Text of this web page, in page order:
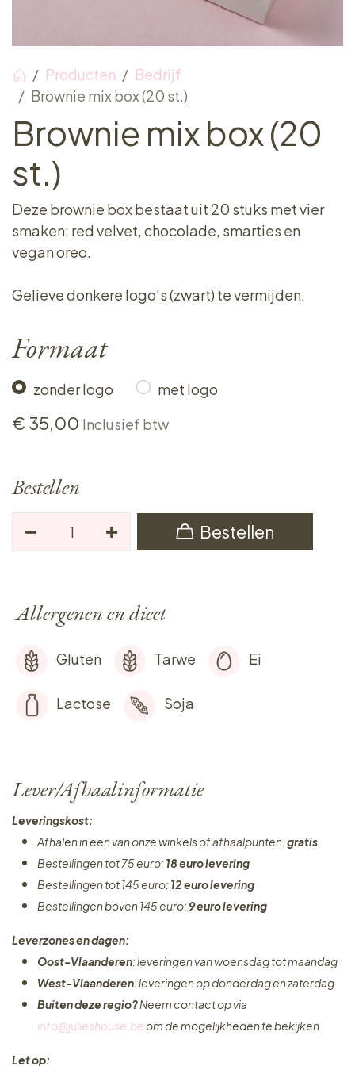
Producten
Bedrijf
Brownie mix box (20 st.)
Brownie mix box (20
st.)
Deze brownie box bestaat uit 20 stuks met vier
smaken: red velvet, chocolade, smarties en
vegan oreo.
Gelieve donkere logo's (zwart) te vermijden.
Formaat
zonder logo met logo
€ 35,00 Inclusief btw
Bestellen
Bestellen
Allergenen en dieet
Gluten Tarwe Ei
Lactose Soja
Lever/Afhaalinformatie
Leveringskost:
Afhalen in een van onze winkels of afhaalpunten:gratis
Bestellingen tot 75 euro: 18 euro levering
Bestellingen tot 145 euro: 12 euro levering
Bestellingen boven 145 euro: 9 euro levering
Leverzones en dagen:
Oost-Vlaanderen: leveringen van woensdag tot maandag
West-Vlaanderen: leveringen op donderdag en zaterdag
Buiten deze regio?Neem contact op via
info@julieshouse.beom de mogelijkheden te bekijken
Let op: